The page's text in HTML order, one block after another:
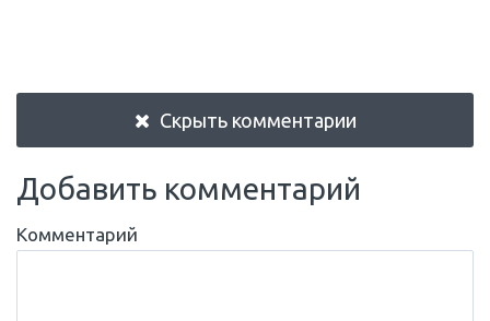
Скрыть комментарии
Добавить комментарий
Комментарий